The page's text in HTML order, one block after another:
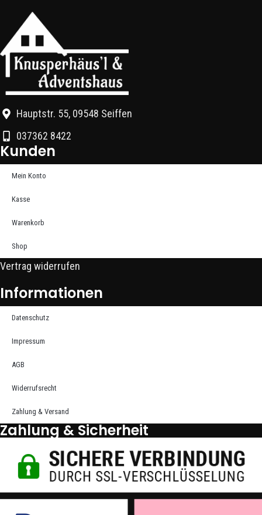
Hauptstr. 55, 09548 Seiffen
037362 8422
Kunden
Mein Konto
Kasse
Warenkorb
Shop
Vertrag widerrufen
Informationen
Datenschutz
Impressum
AGB
Widerrufsrecht
Zahlung & Versand
Zahlung & Sicherheit